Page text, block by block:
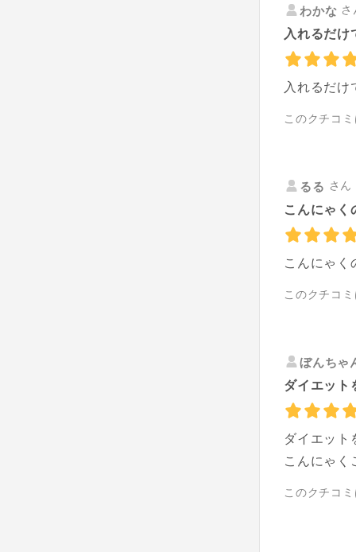
わかな
入れるだけ
入れるだけ
このクチコ
るる さ
こんにゃく
こんにゃく
このクチコ
ぼんちゃ
ダイエット
ダイエット
こんにゃく
このクチコ